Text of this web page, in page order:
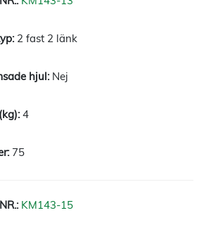
2 fast 2 länk
Nej
4
75
KM143-15